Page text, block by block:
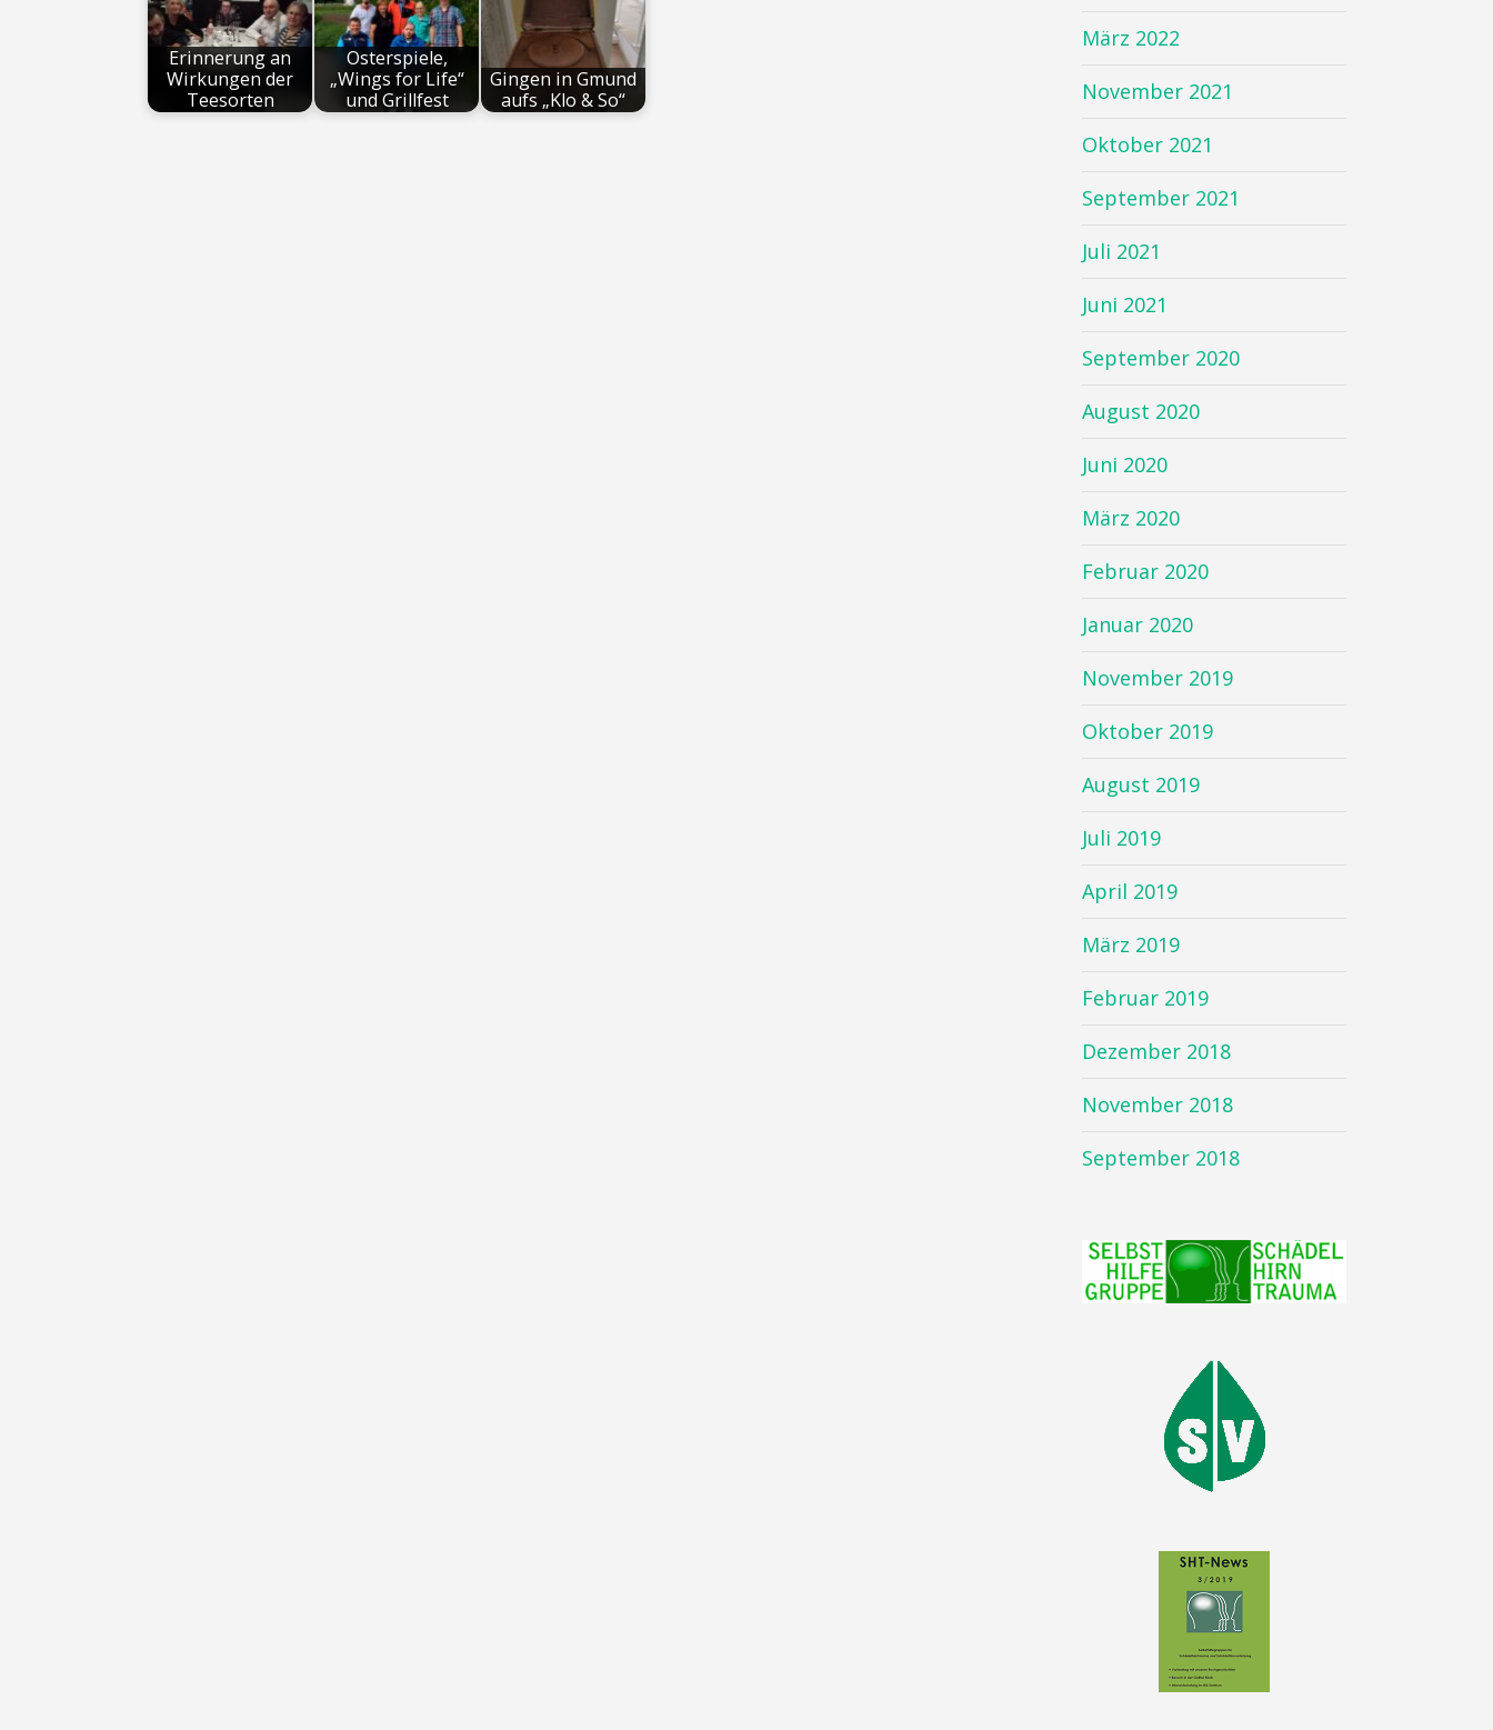
Erinnerung an
Wirkungen der
Teesorten
Osterspiele,
„Wings for Life“
und Grillfest
Gingen in Gmund
aufs „Klo & So“
März 2022
November 2021
Oktober 2021
September 2021
Juli 2021
Juni 2021
September 2020
August 2020
Juni 2020
März 2020
Februar 2020
Januar 2020
November 2019
Oktober 2019
August 2019
Juli 2019
April 2019
März 2019
Februar 2019
Dezember 2018
November 2018
September 2018